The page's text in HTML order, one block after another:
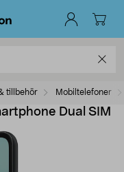
tillbehör Mobiltelefoner
Dual SIM